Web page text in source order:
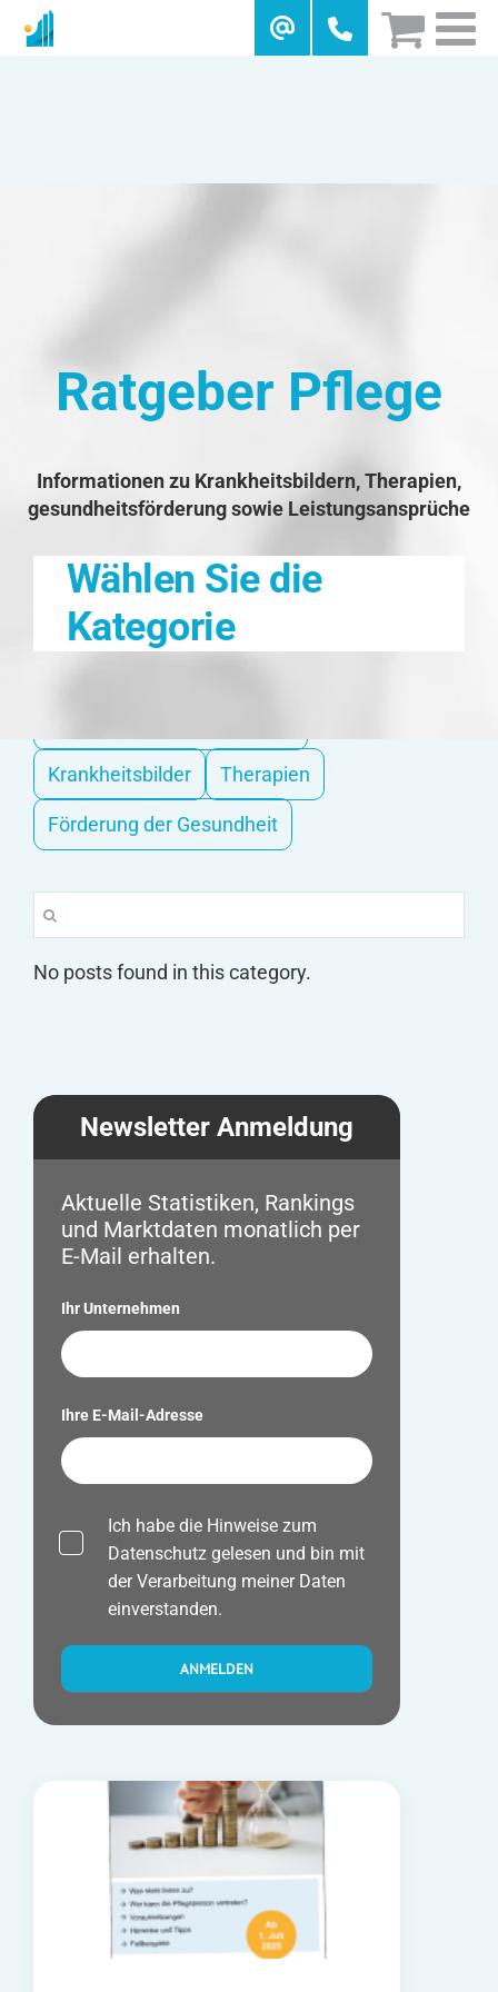
Ratgeber Pflege
Informationen zu Krankheitsbildern, Therapien,
gesundheitsförderung sowie Leistungsansprüche
Wählen Sie die
Kategorie
Krankheitsbilder Therapien
Förderung der Gesundheit
nach:
No posts found in this category.
Newsletter Anmeldung
Aktuelle Statistiken, Rankings
und Marktdaten monatlich per
E-Mail erhalten.
Ihr Unternehmen
Ihre E-Mail-Adresse
Ich habe die Hinweise zum
Datenschutz gelesen und bin mit
der Verarbeitung meiner Daten
einverstanden.